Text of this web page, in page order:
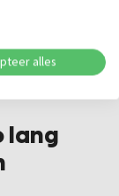
je kiest voor
beits of olie
een langere
lang
alles